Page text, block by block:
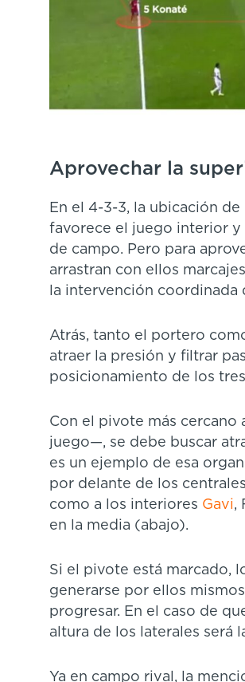
Aprovechar la
En el 4-3-3, la ubicación
favorece el juego interior
de campo. Pero para
arrastran con ellos
la intervención
Atrás, tanto el portero
atraer la presión y filtrar
posicionamiento de los
Con el pivote más cercano
juego—, se debe buscar
es un ejemplo de esa
por delante de los
como a los interiores Gavi,
en la media (abajo).
Si el pivote está marcado,
generarse por ellos
progresar. En el caso de
altura de los laterales será
Ya en campo rival, la